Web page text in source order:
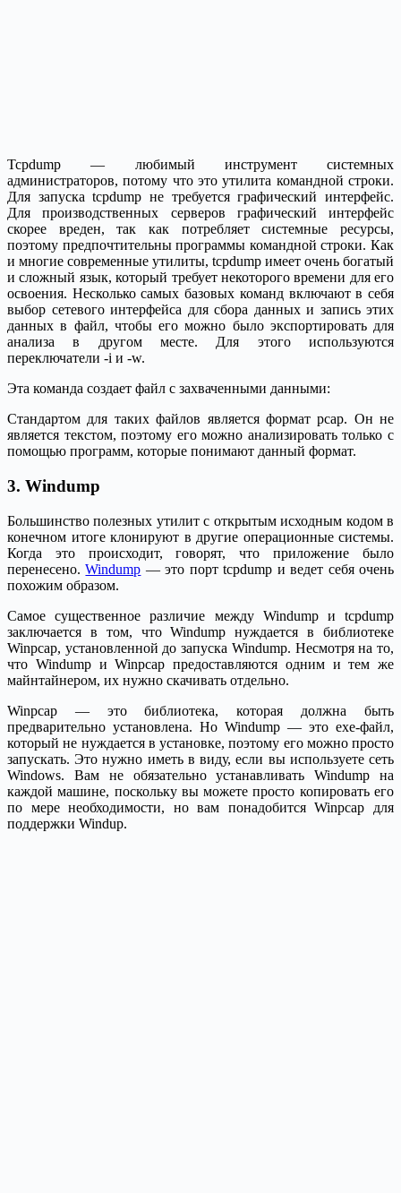
Tcpdump — любимый инструмент системных
администраторов, потому что это утилита командной строки.
Для запуска tcpdump не требуется графический интерфейс.
Для производственных серверов графический интерфейс
скорее вреден, так как потребляет системные ресурсы,
поэтому предпочтительны программы командной строки. Как
и многие современные утилиты, tcpdump имеет очень богатый
и сложный язык, который требует некоторого времени для его
освоения. Несколько самых базовых команд включают в себя
выбор сетевого интерфейса для сбора данных и запись этих
данных в файл, чтобы его можно было экспортировать для
анализа в другом месте. Для этого используются
переключатели -i и -w.
Эта команда создает файл с захваченными данными:
Стандартом для таких файлов является формат pcap. Он не
является текстом, поэтому его можно анализировать только с
помощью программ, которые понимают данный формат.
3. Windump
Большинство полезных утилит с открытым исходным кодом в
конечном итоге клонируют в другие операционные системы.
Когда это происходит, говорят, что приложение было
перенесено.Windump — это порт tcpdump и ведет себя очень
похожим образом.
Самое существенное различие между Windump и tcpdump
заключается в том, что Windump нуждается в библиотеке
Winpcap, установленной до запуска Windump. Несмотря на то,
что Windump и Winpcap предоставляются одним и тем же
майнтайнером, их нужно скачивать отдельно.
Winpcap — это библиотека, которая должна быть
предварительно установлена. Но Windump — это exe-файл,
который не нуждается в установке, поэтому его можно просто
запускать. Это нужно иметь в виду, если вы используете сеть
Windows. Вам не обязательно устанавливать Windump на
каждой машине, поскольку вы можете просто копировать его
по мере необходимости, но вам понадобится Winpcap для
поддержки Windup.